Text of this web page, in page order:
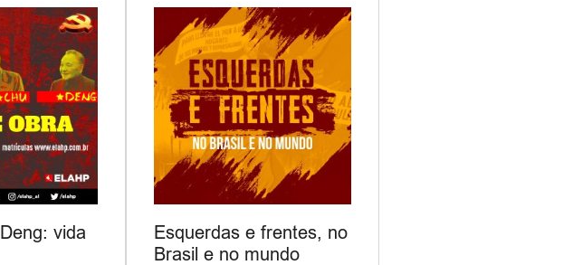
vida
Esquerdas e frentes, no
Brasil e no mundo